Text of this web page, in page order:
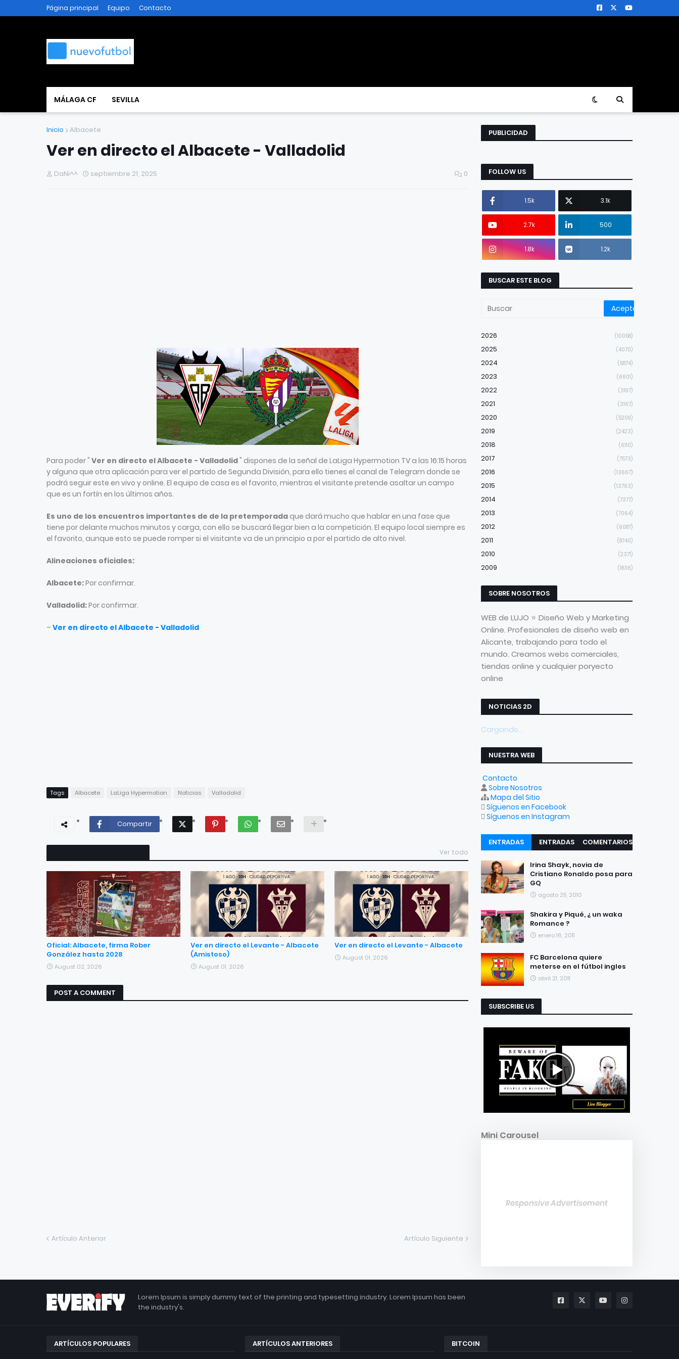
Página principal Equipo Contacto
MÁLAGA CF SEVILLA
Inicio Albacete
Ver en directo el Albacete - Valladolid
DaNi^^ septiembre 21, 2025 0
Para poder " Ver en directo el Albacete - Valladolid" dispones de la señal de LaLiga Hypermotion TV a las 16:15 horas
y alguna que otra aplicación para ver el partido de Segunda División, para ello tienes el canal de Telegram donde se
podrá seguir este en vivo y online. El equipo de casa es el favorito, mientras el visitante pretende asaltar un campo
que es un fortín en los últimos años.
Es uno de los encuentros importantes de de la pretemporada que dará mucho que hablar en una fase que
tiene por delante muchos minutos y carga, con ello se buscará llegar bien a la competición. El equipo local siempre es
el favorito, aunque esto se puede romper si el visitante va de un principio a por el partido de alto nivel.
Alineaciones oficiales:
Albacete:Por confirmar.
Valladolid:Por confirmar.
– Ver en directo el Albacete - Valladolid
Tags Albacete LaLiga Hypermotion Noticias Valladolid
Compartir
Ver todo
Oficial: Albacete, firma Rober
González hasta 2028
August 02, 2026
Ver en directo el Levante - Albacete
(Amistoso)
August 01, 2026
Ver en directo el Levante - Albacete
August 01, 2026
POST A COMMENT
Artículo Anterior Artículo Siguiente
PUBLICIDAD
FOLLOW US
1.5k 3.1k
2.7k 500
1.8k 1.2k
BUSCAR ESTE BLOG
2026 (10058)
2025 (4070)
2024 (5874)
2023 (6601)
2022 (3197)
2021 (3167)
2020 (5209)
2019 (2423)
2018 (6110)
2017 (7573)
2016 (13667)
2015 (13763)
2014 (7377)
2013 (7064)
2012 (6087)
2011 (8740)
2010 (2371)
2009 (1836)
SOBRE NOSOTROS
WEB de LUJO ⭐ Diseño Web y Marketing
Online. Profesionales de diseño web en
Alicante, trabajando para todo el
mundo. Creamos webs comerciales,
tiendas online y cualquier poryecto
online
NOTICIAS 2D
Cargando...
NUESTRA WEB
Contacto
Sobre Nosotros
Mapa del Sitio
Síguenos en Facebook
Síguenos en Instagram
ENTRADAS
RECIENTES
ENTRADAS
COMENTARIOS
Irina Shayk, novia de
Cristiano Ronaldo posa para
GQ
agosto 25, 2010
Shakira y Piqué, ¿ un waka
Romance ?
enero 16, 2011
FC Barcelona quiere
meterse en el fútbol ingles
abril 21, 2011
SUBSCRIBE US
Mini Carousel
Responsive Advertisement
Lorem Ipsum is simply dummy text of the printing and typesetting industry. Lorem Ipsum has been
the industry's.
ARTÍCULOS POPULARES ARTÍCULOS ANTERIORES BITCOIN